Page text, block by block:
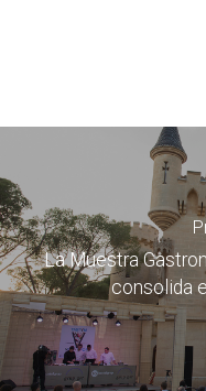
La Muestra
consolida